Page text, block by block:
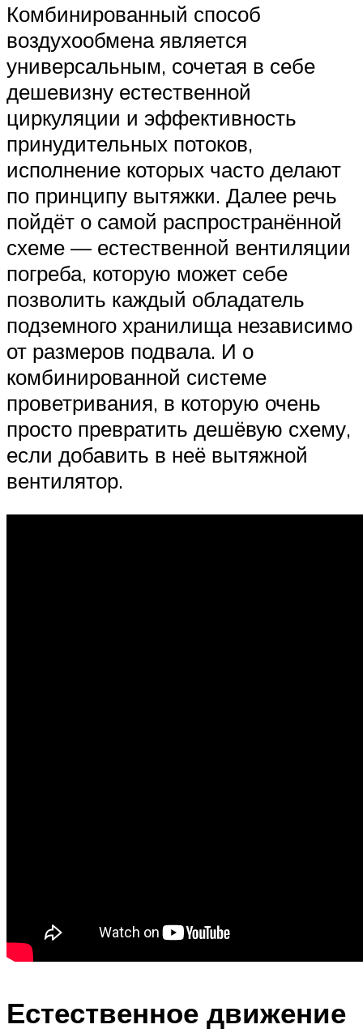
Комбинированный способ
воздухообмена является
универсальным, сочетая в себе
дешевизну естественной
циркуляции и эффективность
принудительных потоков,
исполнение которых часто делают
по принципу вытяжки. Далее речь
пойдёт о самой распространённой
схеме — естественной вентиляции
погреба, которую может себе
позволить каждый обладатель
подземного хранилища независимо
от размеров подвала. И о
комбинированной системе
проветривания, в которую очень
просто превратить дешёвую схему,
если добавить в неё вытяжной
вентилятор.
Естественное движение